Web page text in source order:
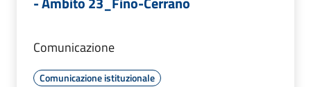
Comunicazione
Comunicazione istituzionale